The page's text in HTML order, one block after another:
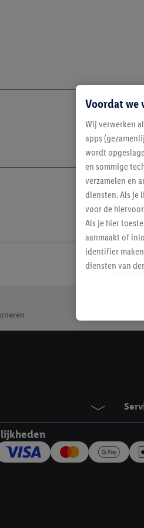
als Lidl webshop klant
Voordat we
Wij verwerken
apps
wordt
en sommige
verzamelen en
diensten. Als je
voor de
Als je hier
aanmaakt of
identifier
diensten van
Als je
eerder
Lidl-diensten
mailadres en
Door te klikken
Door op
inclusief over
over de